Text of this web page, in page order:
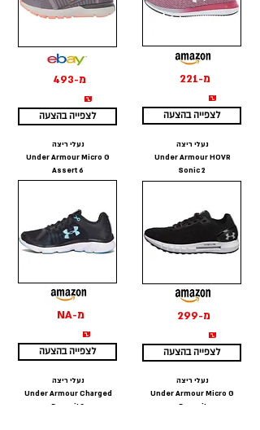
מ-493
₪
לצפייה בהצעה
נעלי ריצה
Under Armour Micro G
Assert 6
מ-NA
₪
לצפייה בהצעה
נעלי ריצה
Under Armour Charged
Pursuit 2
מ-221
₪
לצפייה בהצעה
נעלי ריצה
Under Armour HOVR
Sonic 2
מ-299
₪
לצפייה בהצעה
נעלי ריצה
Under Armour Micro G
Pursuit